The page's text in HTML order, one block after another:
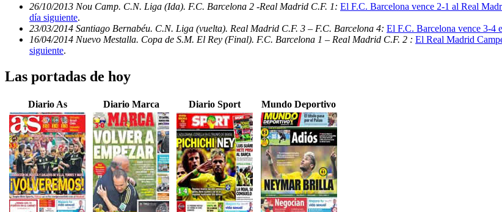
26/10/2013 Nou Camp. C.N. Liga (Ida). F.C. Barcelona 2 -Real Madrid C.F. 1: El F.C. Barcelona vence 2-1 al Real
día siguiente.
23/03/2014 Santiago Bernabéu. C.N. Liga (vuelta). Real Madrid C.F. 3 – F.C. Barcelona 4: El F.C. Barcelona vence 3-4
16/04/2014 Nuevo Mestalla. Copa de S.M. El Rey (Final). F.C. Barcelona 1 – Real Madrid C.F. 2 : El Real Madrid
siguiente.
Las portadas de hoy
Diario As Diario Marca Diario Sport Mundo Deportivo